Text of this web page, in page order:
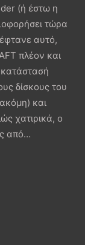
(ή έστω η
τώρα
αυτό,
πλέον και
δίσκους του
και
χατιρικά, ο
από…